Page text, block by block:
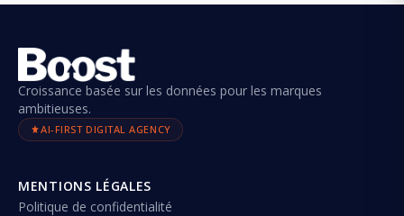
Croissance basée sur les données pour les marques
ambitieuses.
AI-FIRST DIGITAL AGENCY
MENTIONS LÉGALES
Politique de confidentialité